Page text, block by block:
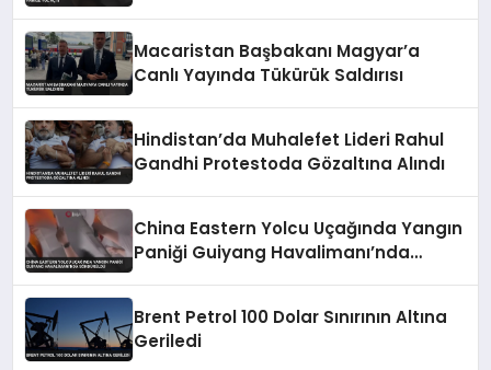
Macaristan Başbakanı Magyar’a
Canlı Yayında Tükürük Saldırısı
Hindistan’da Muhalefet Lideri Rahul
Gandhi Protestoda Gözaltına Alındı
China Eastern Yolcu Uçağında Yangın
Paniği Guiyang Havalimanı’nda
Brent Petrol 100 Dolar Sınırının Altına
Geriledi